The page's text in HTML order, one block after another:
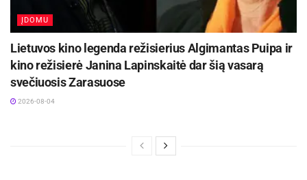
ĮDOMU
Lietuvos kino legenda režisierius Algimantas Puipa ir
kino režisierė Janina Lapinskaitė dar šią vasarą
svečiuosis Zarasuose
2026-08-04